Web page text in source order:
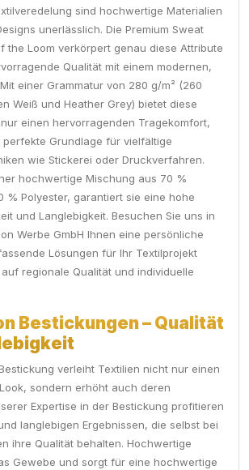
sind hochwertige Materialien
unerlässlich. Die Premium Sweat
the Loom verkörpert genau diese Attribute
Qualität mit einem modernen,
einer Grammatur von 280 g/m² (260
Weiß und Heather Grey) bietet diese
einen hervorragenden Tragekomfort,
Grundlage für vielfältige
wie Stickerei oder Druckverfahren.
hochwertige Mischung aus 70 %
% Polyester, garantiert sie eine hohe
und Langlebigkeit. Besuchen Sie uns in
Werbe GmbH Ihnen eine persönliche
Lösungen für Ihr Textilprojekt
regionale Qualität und individuelle
Bestickungen – Qualität
verleiht Textilien nicht nur einen
sondern erhöht auch deren
Expertise in der Bestickung profitieren
langlebigen Ergebnissen, die selbst bei
ihre Qualität behalten. Hochwertige
Gewebe und sorgt für eine hochwertige